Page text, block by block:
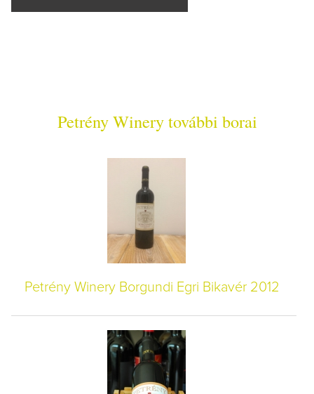
Petrény Winery további borai
Petrény Winery Borgundi Egri Bikavér 2012